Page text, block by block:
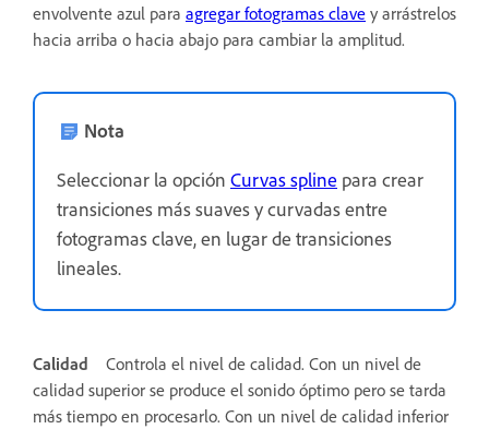
envolvente azul para agregar fotogramas clave y arrástrelos
hacia arriba o hacia abajo para cambiar la amplitud.
Nota
Seleccionar la opción Curvas spline para crear
transiciones más suaves y curvadas entre
fotogramas clave, en lugar de transiciones
lineales.
Calidad
Controla el nivel de calidad. Con un nivel de
calidad superior se produce el sonido óptimo pero se tarda
más tiempo en procesarlo. Con un nivel de calidad inferior